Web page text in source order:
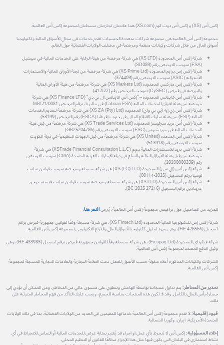
إكس أس (XS) و إكس أس دوت كوم (XS.com) هما علامتان تجاريتان مسجلتان لمجموعة إكس أس العالمية.
مجموعة إكس أس العالمية هي مجموعة شركات متعددة الجنسيات تقدم خدمات في مجال الأسواق المالية وتكنولوجيا
أسواق المال من خلال شركات وكيانات منظمة ومرخصة في مختلف الولايات القضائية حول العالم.
شركة إكس أس المحدودة (XS LTD) هي شركة مرخصة من هيئة الرقابة على الخدمات المالية في سيشيل
(FSA) بموجب الترخيص رقم (SD089).
شركة إكس إس برايم المحدودة (XS Prime Ltd) هي شركة مرخصة من لجنة الأوراق المالية والاستثمارات
الأسترالية (ASIC) بموجب الترخيص رقم (374409).
شركة إكس إس ماركتس المحدودة (XS Markets Ltd) هي شركة مرخصة من هيئة الأوراق المالية
والبورصة في قبرص (CySEC) بموجب الترخيص رقم (412/22).
شركة إكس أس فاينانس المحدودة – "إكس أس فاينانس ال تي دي" (XS Finance LTD) هي شركة
مرخصة من هيئة لابوان للخدمات المالية (Labuan FSA) في ماليزيا، برقم الترخيص MB/21/0081.
شركة إكس أس زي إيه (بي تي واي) المحدودة (XS ZA (Pty) Ltd) هي شركة مرخصة لتقديم الخدمات
المالية (FSP) من هيئة سلوك القطاع المالي في جنوب إفريقيا (FSCA) رقم الترخيص (53199).
شركة إكس أس تريد سرفيسز المحدودة (XS Trade Services Ltd) هي شركة مرخصة من قِبل هيئة
الخدمات المالية في موريشيوس (FSC) بموجب الترخيص رقم (GB25204786).
شركة إكس أس المتحدة (XS United) هي شركة مرخصة من قِبل الجهات التنظيمية في دولة الكويت
بموجب الترخيص رقم (513918).
شركة اكس تريد للاستشارات المالية ذ.م.م (XSTrade Financial Consultation L.L.C) هي شركة
مرخصة من قِبل هيئة الأوراق المالية والسلع في دولة الإمارات العربية المتحدة (CMA) بموجب الترخيص
رقم (20200000339).
شركة إكس أس (إل سي) المحدودة (XS (LC) LTD) هي شركة مسجلة ومرخصة بموجب قوانين سانت
لوسيا برقم التسجيل (2025-00114).
شركة إكس أس المحدودة (XS LTD) هي شركة مسجلة ومرخصة بموجب قوانين سانت فنسنت وجزر
غرينادين برقم التسجيل (27216 BC 2025).
للمزيد من التفاصيل حول تراخيص مجموعة إكس أس العالمية، يُرجىالنقر هنا.
شركة إكس إس للتكنولوجيا المالية المحدودة (XS Fintech Ltd)، هي شركة مسجلة وفقًا لقوانين جمهورية قبرص برقم
تسجيل (HE 426566)، وهي مزود لحلول تكنولوجيا أسواق المال والذراع التكنولوجي لمجموعة إكس أس العالمية.
شركة فيكوباي المحدودة (Ficupay Ltd)، هي شركة مسجلة وفقًا لقوانين جمهورية قبرص برقم تسجيل (HE 433983)، وهي
وكيل الدفع المعتمد لمجموعة إكس أس العالمية.
الشركات والكيانات المذكورة أعلاه مخولة حسب الأصول للعمل تحت العلامة التجارية والعلامات التجارية المسجلة لمجموعة
إكس أس العالمية.
تحذير من المخاطر:يتم تداول منتجاتنا بواسطة الهامش وتنطوي على مستوى عالي من المخاطر، ومن الممكن أن تؤدي إلى
خسارة رأس المال بالكامل. وقد لا تكون هذه المنتجات مناسبة للجميع، ويجب عليك التأكد من فهم المخاطر المترتبة على
ذلك.
قيود إقليمية:لا تقدم مجموعة إكس أس العالمية خدماتها للمقيمين في العديد من الولايات القضائية، بما في ذلك الولايات
المتحدة الأمريكية، ايران، وكوريا الشمالية.
إخلاء المسؤولية:إكس أس لا تنخرط بأي عمل او اجراء قد يُعتبر بمثابة عرض للخدمات المالية أو التماس للانخراط في أي
نشاط استثماري في البلدان التي يكون فيها مثل هذا الإجراء مخالفًا للقانون أو التنظيم المحلي.